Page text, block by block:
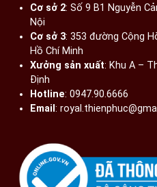
Tôn Ngộ Không bằng đồng
được chế tác theo yêu cầu
tác theo phương pháp thủ
đồng catut - loại đồng quý
Cơ sở 2: Số 9 B1 Nguyễn
Nội​
Cơ sở 3: 353 đường Cộng
Hồ Chí Minh
Xưởng sản xuất: Khu A –
Định​
Hotline: 0947.90.6666
Email :